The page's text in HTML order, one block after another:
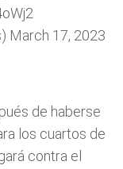
March 17, 2023
de haberse
los cuartos de
contra el